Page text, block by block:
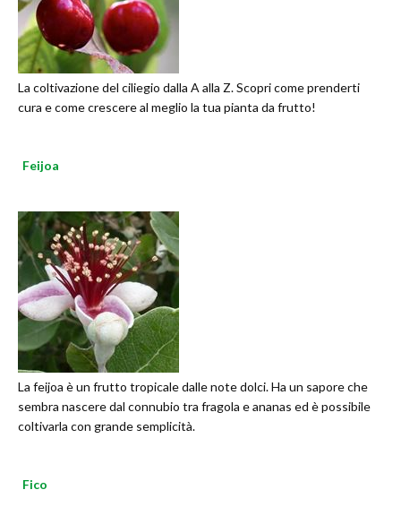
La coltivazione del ciliegio dalla A alla Z. Scopri come prenderti
cura e come crescere al meglio la tua pianta da frutto!
Feijoa
La feijoa è un frutto tropicale dalle note dolci. Ha un sapore che
sembra nascere dal connubio tra fragola e ananas ed è possibile
coltivarla con grande semplicità.
Fico